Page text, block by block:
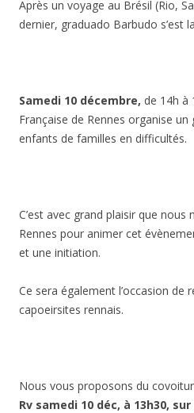
Après un voyage au Brésil (Rio,
dernier, graduado Barbudo s’est
Samedi 10 décembre, de 14h à
Française de Rennes organise
enfants de familles en difficultés.
C’est avec grand plaisir que
Rennes pour animer cet
et une initiation.
Ce sera également l’occasion de
capoeirsites rennais.
Nous vous proposons du
Rv samedi 10 déc, à 13h30,